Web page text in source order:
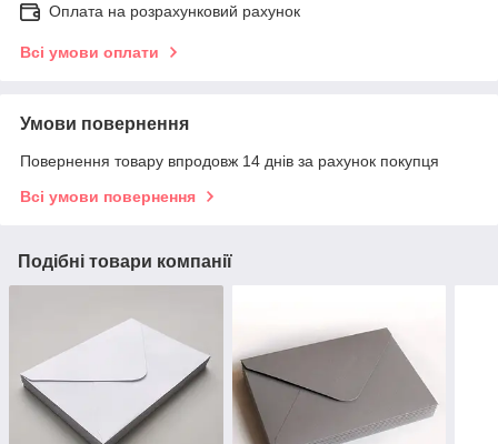
Оплата на розрахунковий рахунок
Всі умови оплати
Умови повернення
Повернення товару впродовж 14 днів за рахунок покупця
Всі умови повернення
Подібні товари компанії